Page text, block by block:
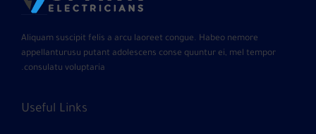
Aliquam suscipit felis a arcu laoreet congue. Habeo nemore
appellanturusu putant adolescens conse quuntur ei, mel tempor
consulatu voluptaria.
Useful Links